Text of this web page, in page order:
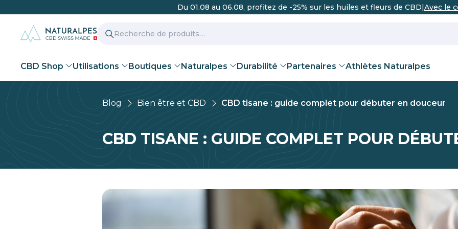
Du 01.08 au 06.08, profitez de -25% sur les huiles et fleurs de CBD|Avec le
Recherche
CBD Shop
animaux
Utilisations Boutiques
NATURALPES
Sion Valais Zurich Berne Bâle Genève
Naturalpes Durabilité Partenaires Athlètes Naturalpes
Blog Bien être et CBD CBD tisane : guide complet pour débuter en douceur
CBD TISANE : GUIDE COMPLET POUR